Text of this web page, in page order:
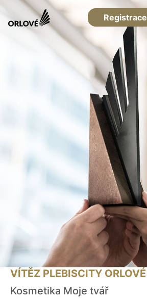
Registrace
VÍTĚZ PLEBISCITY ORLOVÉ
Kosmetika Moje tvář